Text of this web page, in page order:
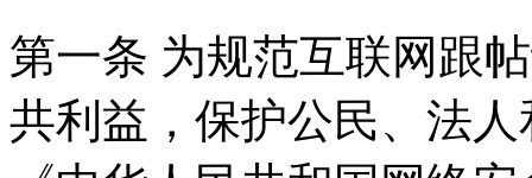
第一条 为规范互联网跟
共利益，保护公民、法